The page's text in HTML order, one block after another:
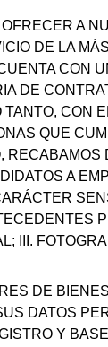
A
DE LA
CON
DE
CON
QUE
RECABAMOS
A
III.
DE
DATOS
Y